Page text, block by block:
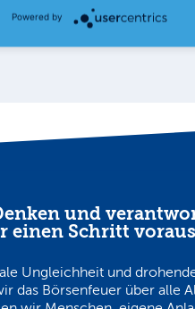
und
einen Schritt
Ungleichheit und
das Börsenfeuer über alle
Powered by